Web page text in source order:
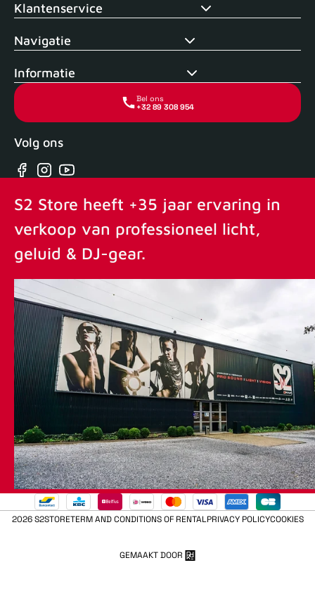
Klantenservice
Navigatie
Informatie
Bel ons
+32 89 308 954
Volg ons
Facebook
Instagram
YouTube
S2 Store heeft +35 jaar ervaring in
verkoop van professioneel licht,
geluid & DJ-gear.
2026 S2STORETERM AND CONDITIONS OF RENTALPRIVACY POLICYCOOKIES
GEMAAKT DOOR